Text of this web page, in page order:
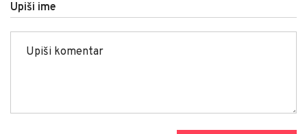
Upiši ime